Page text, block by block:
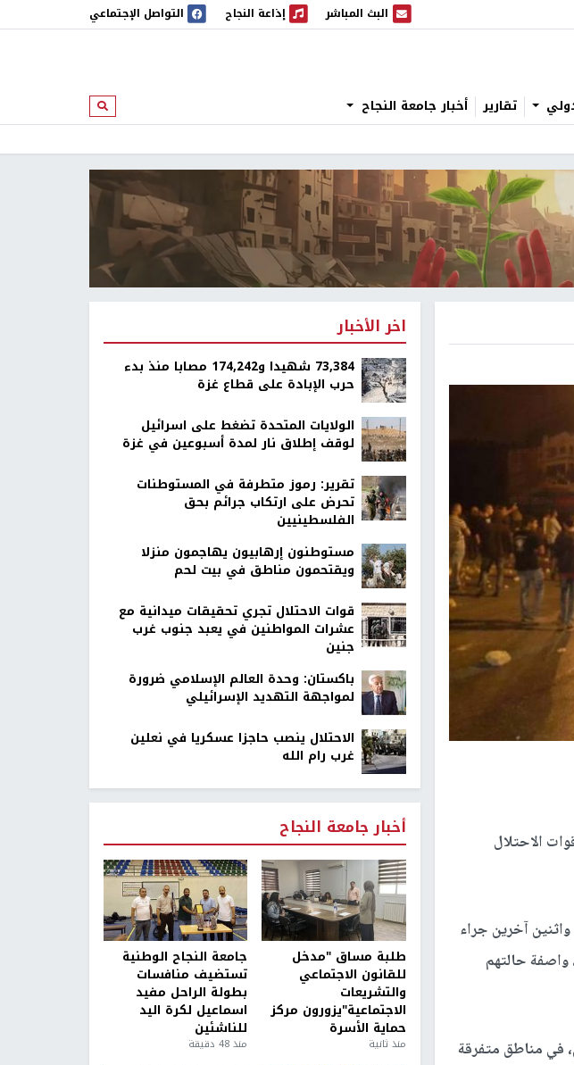
البث المباشر
البث المباشر إذاعة النجاح
إذاعة النجاح التواصل الإجتماعي
تقارير أخبار جامعة النجاح ابحث
الاحتلال
آخرين جراء
واصفة حالتهم
في مناطق متفرقة
اخر الأخبار
73,384 شهيدا و174,242 مصابا منذ بدء
حرب الإبادة على قطاع غزة
الولايات المتحدة تضغط على اسرائيل
لوقف إطلاق نار لمدة أسبوعين في غزة
تقرير: رموز متطرفة في المستوطنات
تحرض على ارتكاب جرائم بحق
الفلسطينيين
مستوطنون إرهابيون يهاجمون منزلا
ويقتحمون مناطق في بيت لحم
قوات الاحتلال تجري تحقيقات ميدانية مع
عشرات المواطنين في يعبد جنوب غرب
جنين
باكستان: وحدة العالم الإسلامي ضرورة
لمواجهة التهديد الإسرائيلي
الاحتلال ينصب حاجزا عسكريا في نعلين
غرب رام الله
أخبار جامعة النجاح
طلبة مساق "مدخل
للقانون الاجتماعي
والتشريعات
الاجتماعية"يزورون مركز
حماية الأسرة
منذ ثانية
جامعة النجاح الوطنية
تستضيف منافسات
بطولة الراحل مفيد
اسماعيل لكرة اليد
للناشئين
منذ 48 دقيقة